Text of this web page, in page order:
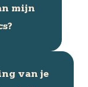
mijn
van je